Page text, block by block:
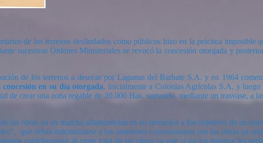
de los terrenos deslindados como públicos hizo en la práctica imposible
sucesivas Órdenes Ministeriales se revocó la concesión otorgada y
de los terrenos a desecar por Lagunas del Barbate S.A. y en 1964
en su día otorgada, inicialmente a Colonias Agrícolas S.A. y
crear una zona regable de 20.000 Has. sumando, mediante un trasvase, a
las obras ya en marcha adaptándolas en su ejecución a los objetivos de un
que debía indemnizarse a los anteriores concesionaros por las obras ya
contribuyesen al coste total de las obras ya que si no los mismos les